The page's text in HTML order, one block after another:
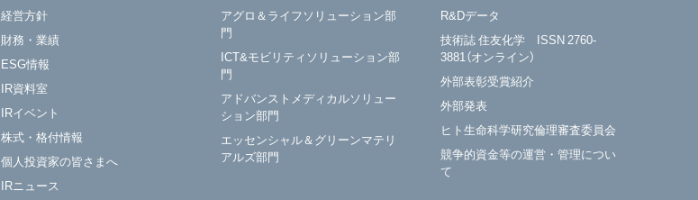
経営方針
財務・業績
ESG情報
IR資料室
IRイベント
株式・格付情報
個人投資家の皆さまへ
IRニュース
アグロ＆ライフソリューション部
門
ICT&モビリティソリューション部
門
アドバンストメディカルソリュー
ション部門
エッセンシャル＆グリーンマテリ
アルズ部門
R&Dデータ
技術誌 住友化学 ISSN 2760-
3881（オンライン）
外部表彰受賞紹介
外部発表
ヒト生命科学研究倫理審査委員会
競争的資金等の運営・管理につい
て